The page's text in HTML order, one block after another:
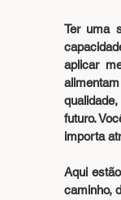
Ter uma
aplicar
futuro.
importa
Aqui
caminho,